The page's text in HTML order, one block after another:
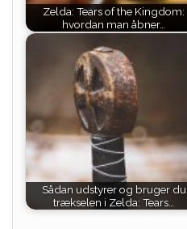
Zelda: Tears of the Kingdom:
hvordan man åbner…
Sådan udstyrer og bruger du
trækselen i Zelda: Tears…